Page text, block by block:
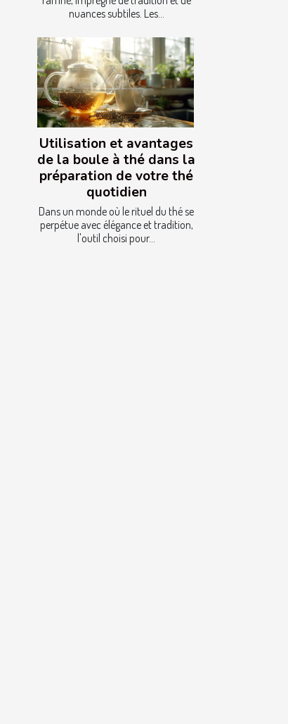
nuances subtiles. Les...
Utilisation et avantages
de la boule à thé dans la
préparation de votre thé
quotidien
Dans un monde où le rituel du thé se
perpétue avec élégance et tradition,
l'outil choisi pour...